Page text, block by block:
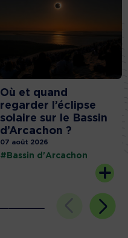
Où et quand
regarder l’éclipse
solaire sur le Bassin
d’Arcachon ?
07 août 2026
#Bassin d'Arcachon